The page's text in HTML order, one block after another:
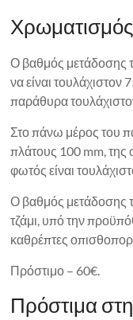
Ο βαθμός μετάδοσης
να είναι τουλάχιστον
παράθυρα
Στο πάνω μέρος του
πλάτους 100 mm, της
φωτός είναι
Ο βαθμός μετάδοσης
τζάμι, υπό την
καθρέπτες
Πρόστιμο – 60€.
Πρόστιμα